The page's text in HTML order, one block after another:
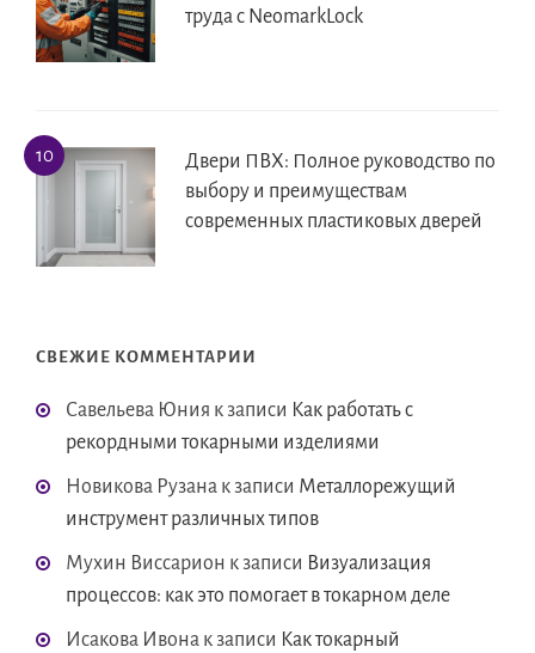
труда с NeomarkLock
Двери ПВХ: Полное руководство по
выбору и преимуществам
современных пластиковых дверей
СВЕЖИЕ КОММЕНТАРИИ
Савельева Юния к записи Как работать с
рекордными токарными изделиями
Новикова Рузана к записи Металлорежущий
инструмент различных типов
Мухин Виссарион к записи Визуализация
процессов: как это помогает в токарном деле
Исакова Ивона к записи Как токарный